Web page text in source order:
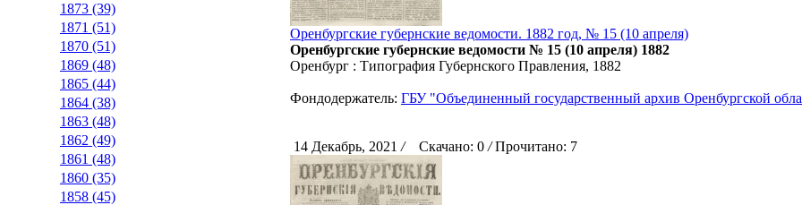
1873 (39)
1871 (51)
1870 (51)
1869 (48)
1865 (44)
1864 (38)
1863 (48)
1862 (49)
1861 (48)
1860 (35)
1858 (45)
Оренбургские губернские ведомости. 1882 год, № 15 (10 апреля)
Оренбургские губернские ведомости № 15 (10 апреля) 1882
Оренбург : Типография Губернского Правления, 1882
Фондодержатель: ГБУ "Объединенный государственный архив Оренбургской
14 Декабрь, 2021 /Скачано: 0 /Прочитано: 7